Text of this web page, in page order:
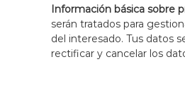
Información básica sobre
serán tratados para
del interesado. Tus datos
rectificar y cancelar los